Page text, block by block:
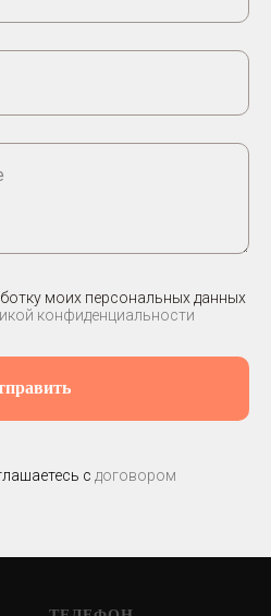
моих персональных данных
конфиденциальности
с договором